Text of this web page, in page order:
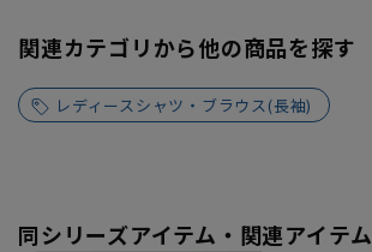
関連カテゴリから他の商品を探す
レディースシャツ・ブラウス(長袖)
同シリーズアイテム・関連アイテム